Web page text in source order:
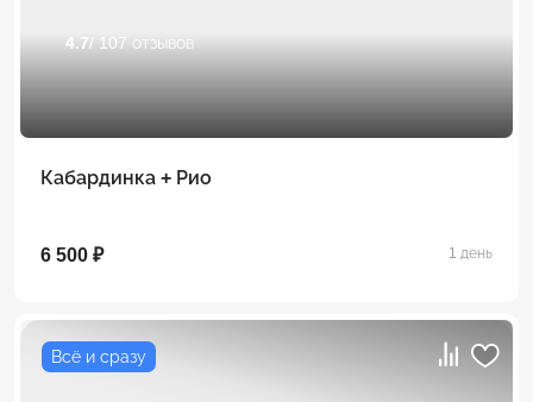
4.7/ 107 отзывов
Кабардинка + Рио
6 500 ₽ 1 день
Всё и сразу